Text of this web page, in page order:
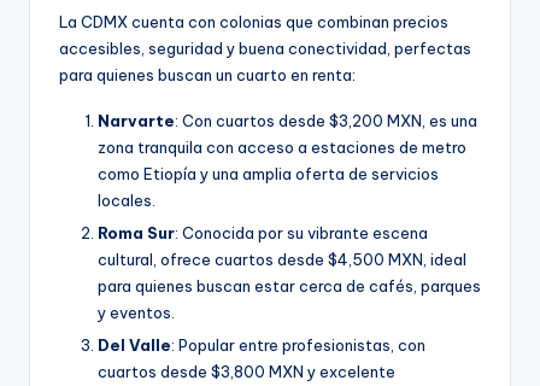
La CDMX cuenta con colonias que combinan precios
accesibles, seguridad y buena conectividad, perfectas
para quienes buscan un cuarto en renta:
Narvarte: Con cuartos desde $3,200 MXN, es una
zona tranquila con acceso a estaciones de metro
como Etiopía y una amplia oferta de servicios
locales.
Roma Sur: Conocida por su vibrante escena
cultural, ofrece cuartos desde $4,500 MXN, ideal
para quienes buscan estar cerca de cafés, parques
y eventos.
Del Valle: Popular entre profesionistas, con
cuartos desde $3,800 MXN y excelente